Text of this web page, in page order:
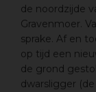
de noordzijde
Gravenmoer.
sprake. Af en
op tijd een
de grond
dwarsligger